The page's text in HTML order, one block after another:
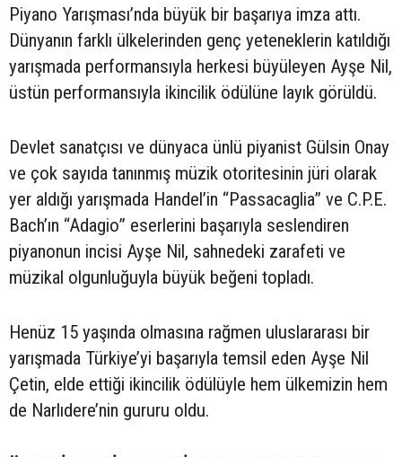
Piyano Yarışması’nda büyük bir başarıya imza attı.
Dünyanın farklı ülkelerinden genç yeteneklerin katıldığı
yarışmada performansıyla herkesi büyüleyen Ayşe Nil,
üstün performansıyla ikincilik ödülüne layık görüldü.
Devlet sanatçısı ve dünyaca ünlü piyanist Gülsin Onay
ve çok sayıda tanınmış müzik otoritesinin jüri olarak
yer aldığı yarışmada Handel’in “Passacaglia” ve C.P.E.
Bach’ın “Adagio” eserlerini başarıyla seslendiren
piyanonun incisi Ayşe Nil, sahnedeki zarafeti ve
müzikal olgunluğuyla büyük beğeni topladı.
Henüz 15 yaşında olmasına rağmen uluslararası bir
yarışmada Türkiye’yi başarıyla temsil eden Ayşe Nil
Çetin, elde ettiği ikincilik ödülüyle hem ülkemizin hem
de Narlıdere’nin gururu oldu.